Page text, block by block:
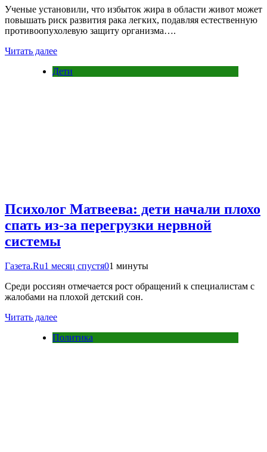
Ученые установили, что избыток жира в области живот может
повышать риск развития рака легких, подавляя естественную
противоопухолевую защиту организма….
Читать далее
Дети
Психолог Матвеева: дети начали плохо
спать из-за перегрузки нервной
системы
Газета.Ru1 месяц спустя01 минуты
Среди россиян отмечается рост обращений к специалистам с
жалобами на плохой детский сон.
Читать далее
Политика